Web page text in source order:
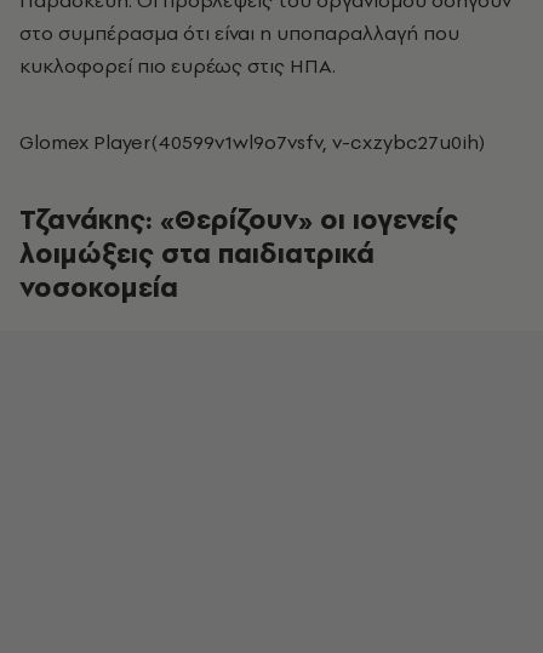
στο συμπέρασμα ότι είναι η υποπαραλλαγή που
κυκλοφορεί πιο ευρέως στις ΗΠΑ.
Glomex Player(40599v1wl9o7vsfv, v-cxzybc27u0ih)
Τζανάκης: «Θερίζουν» οι ιογενείς
λοιμώξεις στα παιδιατρικά
νοσοκομεία